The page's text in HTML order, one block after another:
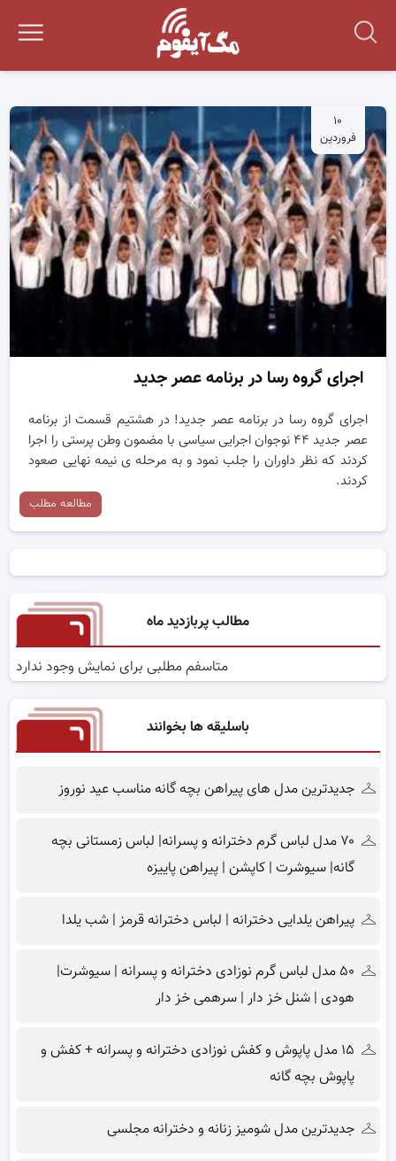
۱۰
فروردین
اجرای گروه رسا در برنامه عصر جدید
اجرای گروه رسا در برنامه عصر جدید! در هشتیم قسمت از برنامه
عصر جدید ۴۴ نوجوان اجرایی سیاسی با مضمون وطن پرستی را اجرا
کردند که نظر داوران را جلب نمود و به مرحله ی نیمه نهایی صعود
کردند.
مطالعه مطلب
مطالب پربازدید ماه
متاسفم مطلبی برای نمایش وجود ندارد
باسلیقه ها بخوانند
جدیدترین مدل های پیراهن بچه گانه مناسب عید نوروز
۷۰ مدل لباس گرم دخترانه و پسرانه| لباس زمستانی بچه
گانه| سیوشرت | کاپشن | پیراهن پاییزه
پیراهن یلدایی دخترانه | لباس دخترانه قرمز | شب یلدا
۵۰ مدل لباس گرم نوزادی دخترانه و پسرانه | سیوشرت|
هودی | شنل خز دار | سرهمی خز دار
۱۵ مدل پاپوش و کفش نوزادی دخترانه و پسرانه + کفش و
پاپوش بچه گانه
جدیدترین مدل شومیز زنانه و دخترانه مجلسی